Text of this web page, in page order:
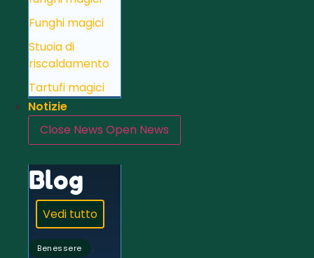
Funghi magici
Stuoia di
riscaldamento
Tartufi magici
Notizie
Close News Open News
Blog
Vedi tutto
Benessere ,